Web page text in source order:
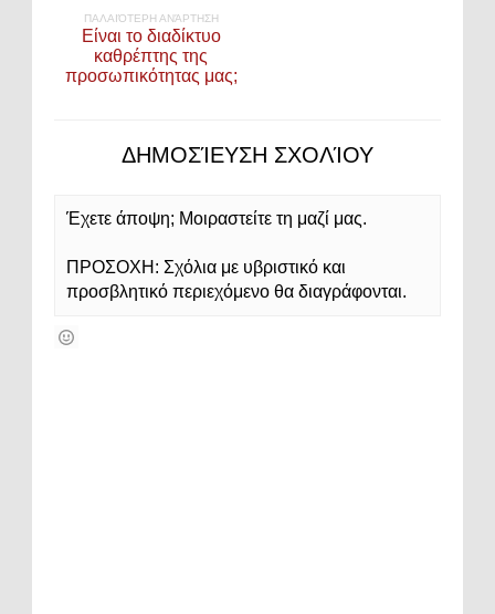
ΠΑΛΑΙΌΤΕΡΗ ΑΝΆΡΤΗΣΗ
Eίναι το διαδίκτυο
καθρέπτης της
προσωπικότητας μας;
ΔΗΜΟΣΊΕΥΣΗ ΣΧΟΛΊΟΥ
Έχετε άποψη; Μοιραστείτε τη μαζί μας.
ΠΡΟΣΟΧΗ: Σχόλια με υβριστικό και
προσβλητικό περιεχόμενο θα διαγράφονται.